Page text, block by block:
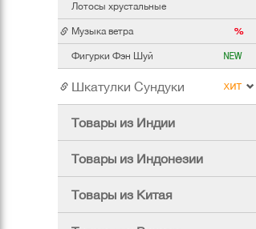
Лотосы хрустальные
Музыка ветра
Фигурки Фэн Шуй
Шкатулки Сундуки
Товары из Индии
Товары из Индонезии
Товары из Китая